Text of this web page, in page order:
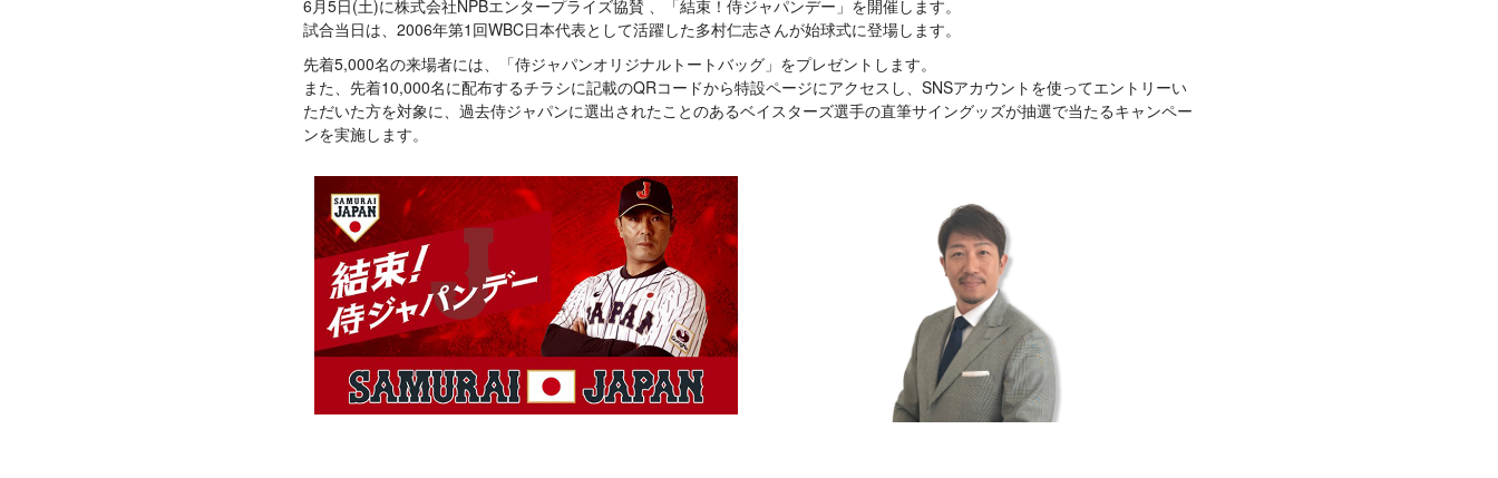
6月5日(土)に株式会社NPBエンタープライズ協賛 、「結束！侍ジャパンデー」を開催します。
試合当日は、2006年第1回WBC日本代表として活躍した多村仁志さんが始球式に登場します。
先着5,000名の来場者には、「侍ジャパンオリジナルトートバッグ」をプレゼントします。
また、先着10,000名に配布するチラシに記載のQRコードから特設ページにアクセスし、SNSアカウントを使ってエントリーい
ただいた方を対象に、過去侍ジャパンに選出されたことのあるベイスターズ選手の直筆サイングッズが抽選で当たるキャンペー
ンを実施します。